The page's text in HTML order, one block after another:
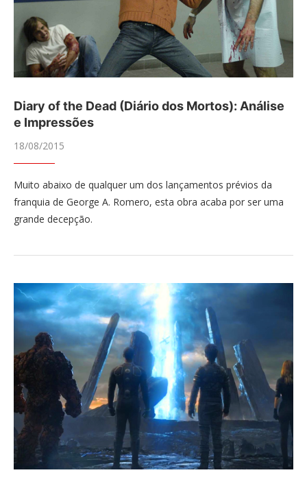
Diary of the Dead (Diário dos Mortos): Análise
e Impressões
18/08/2015
Muito abaixo de qualquer um dos lançamentos prévios da
franquia de George A. Romero, esta obra acaba por ser uma
grande decepção.